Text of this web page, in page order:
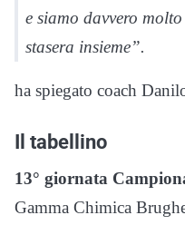
e siamo davvero
stasera insieme”.
ha spiegato coach
Il tabellino
13° giornata
Gamma Chimica